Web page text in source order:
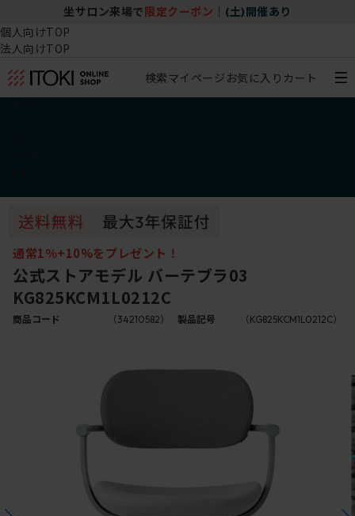
坐サロン来場で 限定クーポン (土)開催あり
個人向けTOP
法人向けTOP
検索マイページ お気に入り カート
通常1％+10%をプレゼント！
公式ストアモデル バーテブラ03
KG825KCM1L0212C
商品コード （34210582） 製品記号 （KG825KCM1L0212C）